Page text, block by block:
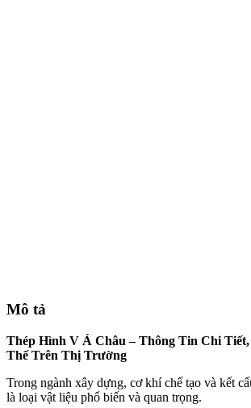
Mô tả
Thép Hình V Á Châu – Thông Tin Chi
Thế Trên Thị Trường
Trong ngành xây dựng, cơ khí chế tạo và kết
là loại vật liệu phổ biến và quan trọng.